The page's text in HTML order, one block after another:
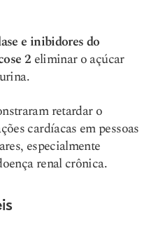
e inibidores do
2 eliminar o açúcar
retardar o
cardíacas em pessoas
especialmente
renal crônica.